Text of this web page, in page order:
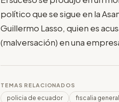
político que se sigue en la
Guillermo Lasso, quien es
(malversación) en una
TEMAS RELACIONADOS
policia de ecuador fiscalia general